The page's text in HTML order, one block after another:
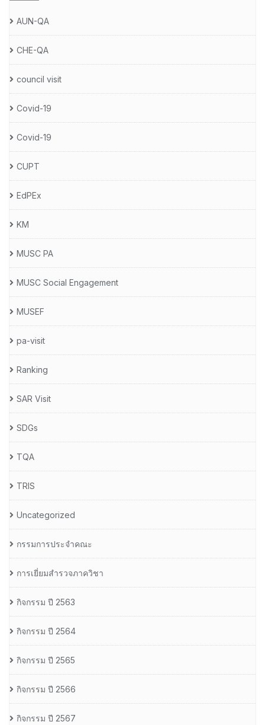
AUN-QA
CHE-QA
council visit
Covid-19
Covid-19
CUPT
EdPEx
KM
MUSC PA
MUSC Social Engagement
MUSEF
pa-visit
Ranking
SAR Visit
SDGs
TQA
TRIS
Uncategorized
กรรมการประจำคณะ
การเยี่ยมสำรวจภาควิชา
กิจกรรม ปี 2563
กิจกรรม ปี 2564
กิจกรรม ปี 2565
กิจกรรม ปี 2566
กิจกรรม ปี 2567